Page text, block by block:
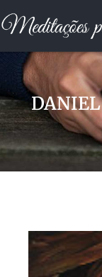
DANIEL